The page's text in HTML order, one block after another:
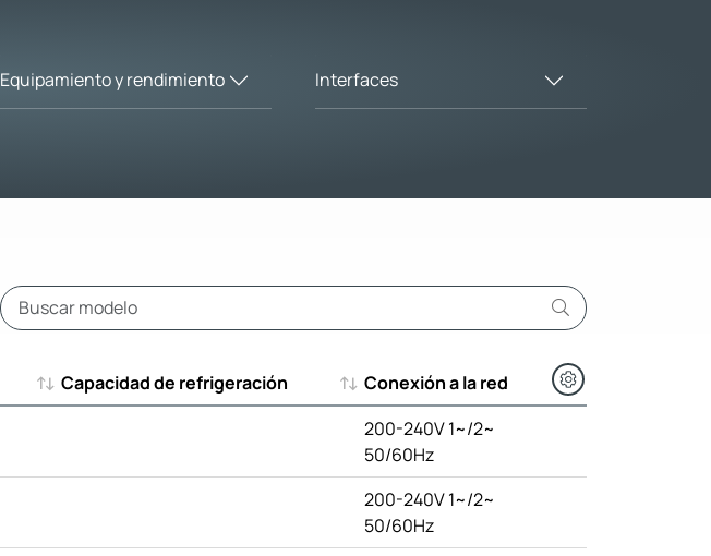
Equipamiento y rendimiento Interfaces
Capacidad de refrigeración
Conexión a la red
Conexión a la red
200-240V 1~/2~
50/60Hz
200-240V 1~/2~
50/60Hz